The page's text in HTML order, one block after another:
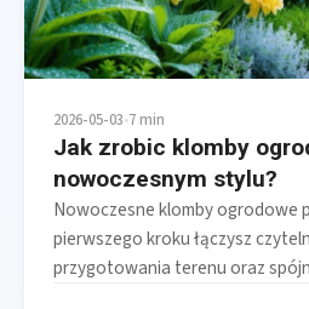
2026-05-03•7 min
Jak zrobic klomby
nowoczesnym stylu?
Nowoczesne klomby ogrodowe
pierwszego kroku łączysz
przygotowania terenu oraz